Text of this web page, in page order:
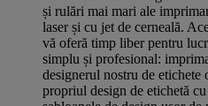
și rulări mai mari ale
laser și cu jet de cerneală.
vă oferă timp liber pentru
simplu și profesional:
designerul nostru de etichete
propriul design de etichetă